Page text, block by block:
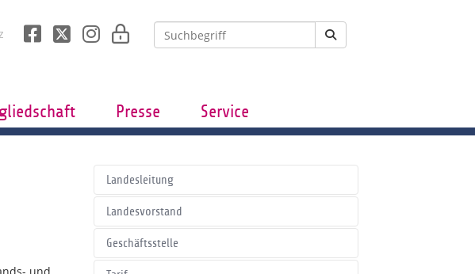
Presse Service
Landesleitung
Landesvorstand
Geschäftsstelle